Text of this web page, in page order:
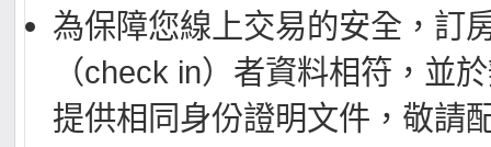
為保障您線上交易的安全，訂
（check in）者資料相符，並
提供相同身份證明文件，敬請